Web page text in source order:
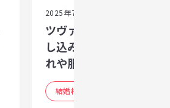
2025年7月1日
ツヴァイのセッティング
し込み徹底解説｜当日の
れや服装・マナーまで
結婚相談所